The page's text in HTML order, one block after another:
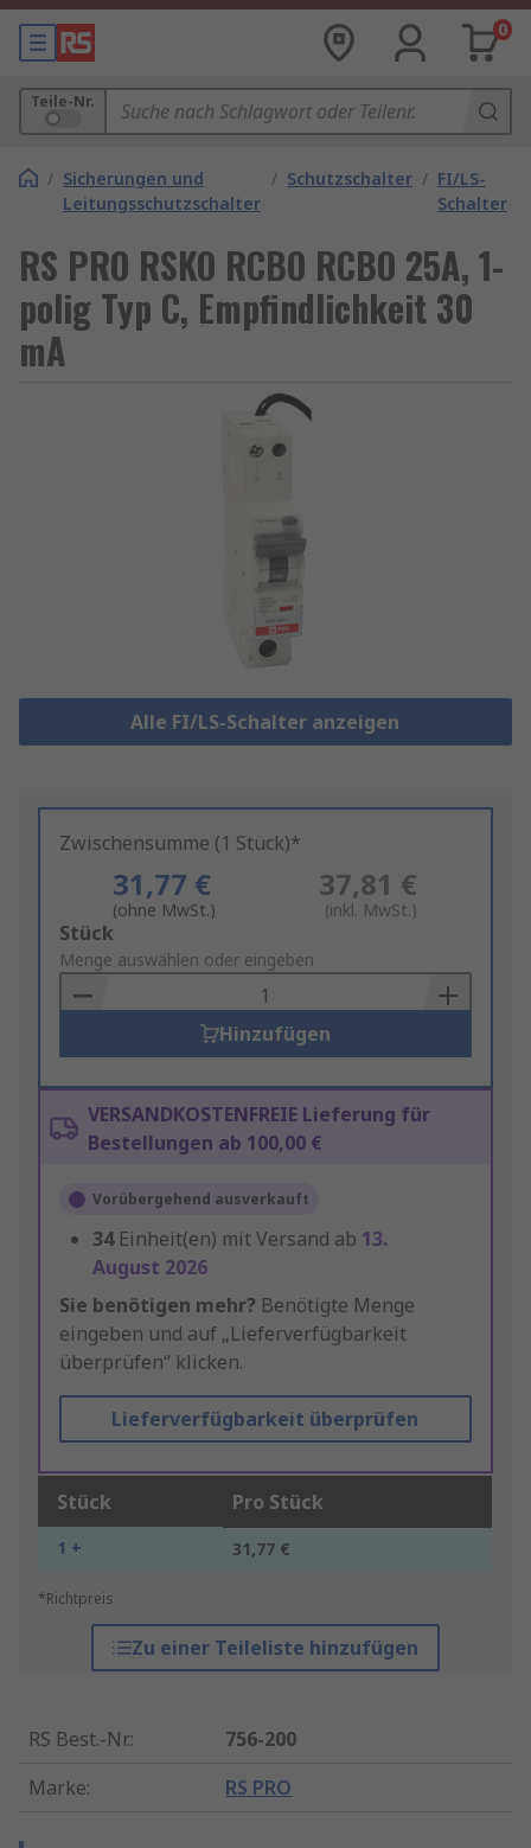
0
Teile-Nr.
/ Sicherungen und
Leitungsschutzschalter
/ Schutzschalter / FI/LS-
Schalter
RS PRO RSKO RCBO RCBO 25A, 1-
polig Typ C, Empfindlichkeit 30
mA
Alle FI/LS-Schalter anzeigen
Zwischensumme (1 Stück)*
31,77 €
(ohne MwSt.)
37,81 €
(inkl. MwSt.)
Add
to
Basket
Stück
Menge auswählen oder eingeben
Hinzufügen
VERSANDKOSTENFREIE Lieferung für
Bestellungen ab 100,00 €
Vorübergehend ausverkauft
34 Einheit(en) mit Versand ab 13.
August 2026
Sie benötigen mehr? Benötigte Menge
eingeben und auf „Lieferverfügbarkeit
überprüfen“ klicken.
Lieferverfügbarkeit überprüfen
Stück Pro Stück
1 + 31,77 €
*Richtpreis
Zu einer Teileliste hinzufügen
RS Best.-Nr.:
756-200
Marke: RS PRO